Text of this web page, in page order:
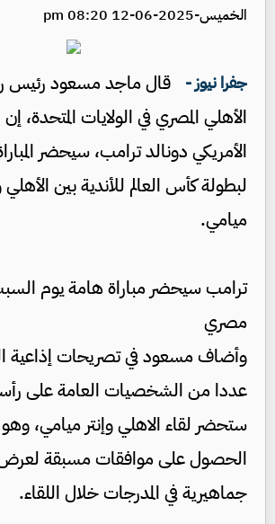
الخميس-2025-06-12 08:20 pm
جفرا نيوز -
قال ماجد مسعود رئيس
الأهلي المصري في الولايات المتحدة،
الأمريكي دونالد ترامب، سيحضر
لبطولة كأس العالم للأندية بين الأهلي
ميامي.
ترامب سيحضر مباراة هامة يوم
مصري
وأضاف مسعود في تصريحات إذاعية
عددا من الشخصيات العامة على
ستحضر لقاء الاهلي وإنتر ميامي،
الحصول على موافقات مسبقة
جماهيرية في المدرجات خلال